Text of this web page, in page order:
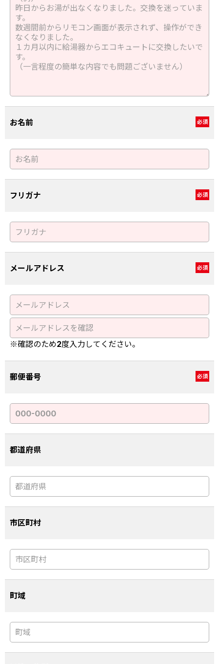
お名前 必須
フリガナ 必須
メールアドレス 必須
※確認のため2度入力してください。
郵便番号 必須
都道府県
市区町村
町域